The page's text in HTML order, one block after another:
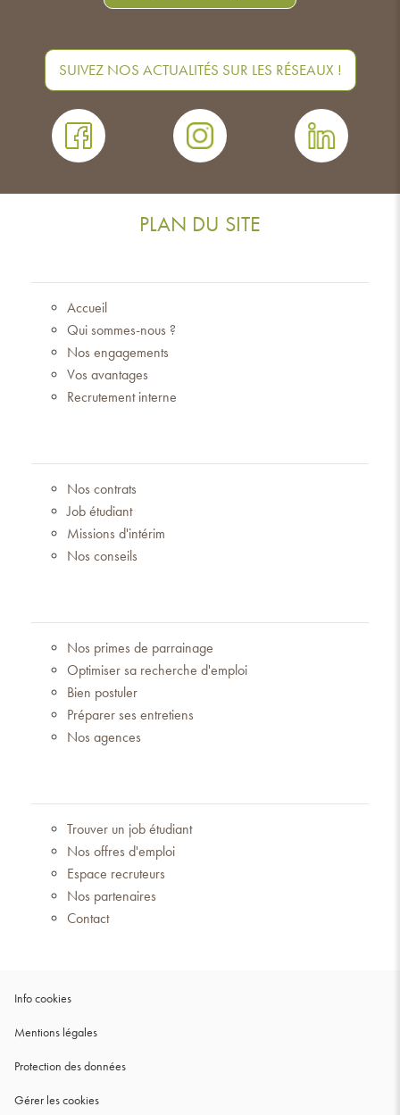
SUIVEZ NOS ACTUALITÉS SUR LES RÉSEAUX !
PLAN DU SITE
Accueil
Qui sommes-nous ?
Nos engagements
Vos avantages
Recrutement interne
Nos contrats
Job étudiant
Missions d'intérim
Nos conseils
Nos primes de parrainage
Optimiser sa recherche d'emploi
Bien postuler
Préparer ses entretiens
Nos agences
Trouver un job étudiant
Nos offres d'emploi
Espace recruteurs
Nos partenaires
Contact
Info cookies(ouvre
une
Mentions légales(ouvre
une
Protection des données(ouvre
Gérer les cookies